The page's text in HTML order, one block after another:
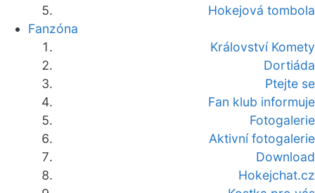
Hokejová tombola
Fanzóna
Království Komety
Dortiáda
Ptejte se
Fan klub informuje
Fotogalerie
Aktivní fotogalerie
Download
Hokejchat.cz